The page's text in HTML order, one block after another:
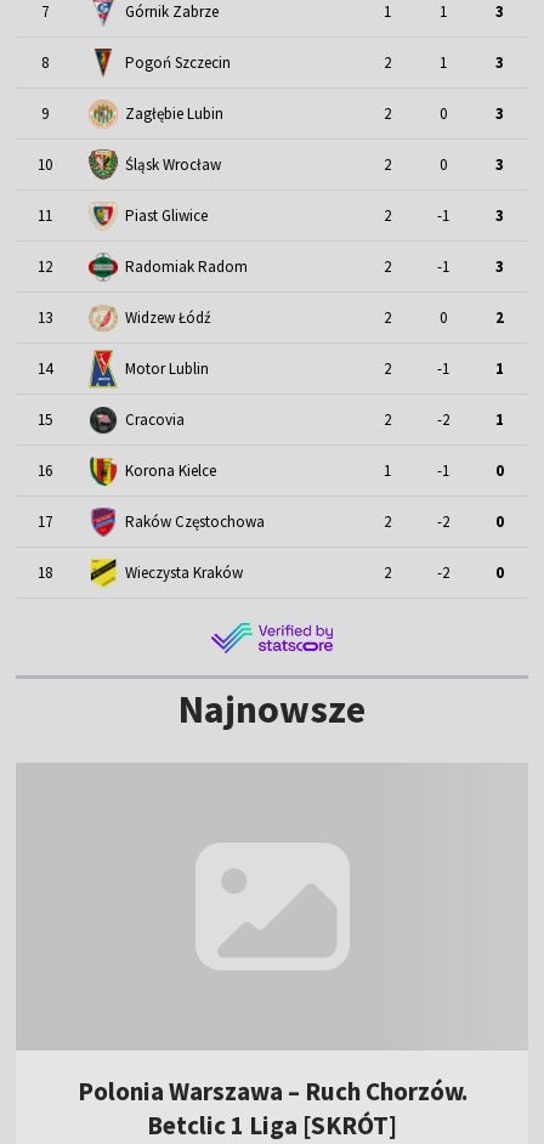
7 Górnik Zabrze 1 1 3
8 Pogoń Szczecin 2 1 3
9 Zagłębie Lubin 2 0 3
10 Śląsk Wrocław 2 0 3
11 Piast Gliwice 2 -1 3
12 Radomiak Radom 2 -1 3
13 Widzew Łódź 2 0 2
14 Motor Lublin 2 -1 1
15 Cracovia 2 -2 1
16 Korona Kielce 1 -1 0
17 Raków Częstochowa 2 -2 0
18 Wieczysta Kraków 2 -2 0
Najnowsze
Polonia Warszawa – Ruch Chorzów.
Betclic 1 Liga [SKRÓT]